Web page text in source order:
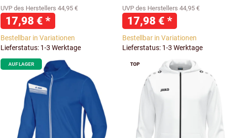
UVP des Herstellers 44,95 €
17,98 € *
Bestellbar in Variationen
Lieferstatus: 1-3 Werktage
UVP des Herstellers 44,95 €
17,98 € *
Bestellbar in Variationen
Lieferstatus: 1-3 Werktage
AUF LAGER TOP